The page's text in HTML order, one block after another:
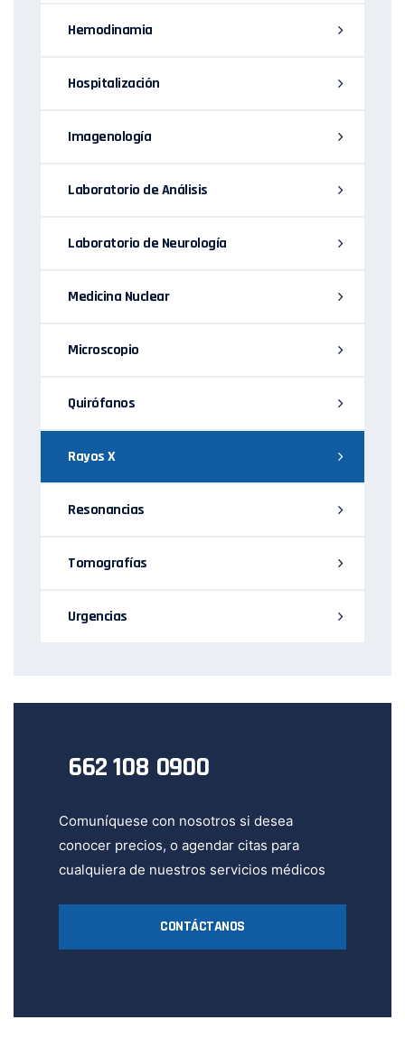
Hemodinamia
Hospitalización
Imagenología
Laboratorio de Análisis
Laboratorio de Neurología
Medicina Nuclear
Microscopio
Quirófanos
Rayos X
Resonancias
Tomografías
Urgencias
662 108 0900
Comuníquese con nosotros si desea
conocer precios, o agendar citas para
cualquiera de nuestros servicios médicos
CONTÁCTANOS